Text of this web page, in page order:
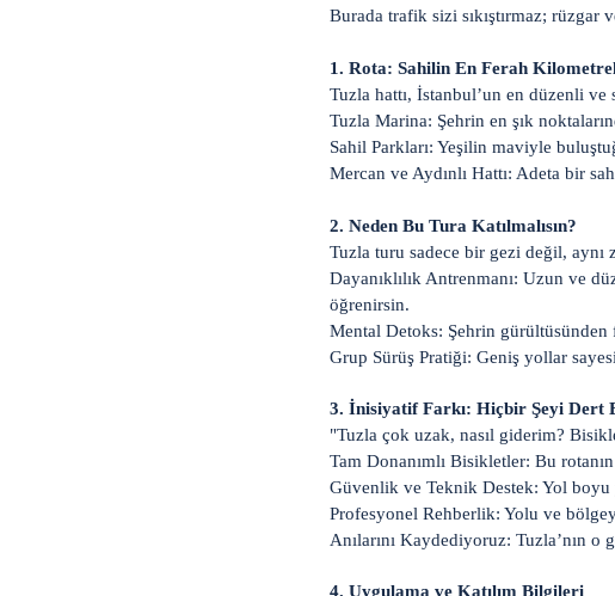
Burada trafik sizi sıkıştırmaz; rüzgar
1. Rota: Sahilin En Ferah
Tuzla hattı, İstanbul’un en düzenli
Tuzla Marina: Şehrin en şık
Sahil Parkları: Yeşilin maviyle
Mercan ve Aydınlı Hattı: Adeta bir
2. Neden Bu Tura Katılmalısın?
Tuzla turu sadece bir gezi değil,
Dayanıklılık Antrenmanı: Uzun ve
öğrenirsin.
Mental Detoks: Şehrin
Grup Sürüş Pratiği: Geniş yollar
3. İnisiyatif Farkı: Hiçbir Şeyi Dert
"Tuzla çok uzak, nasıl giderim?
Tam Donanımlı Bisikletler: Bu
Güvenlik ve Teknik Destek: Yol boyu
Profesyonel Rehberlik: Yolu ve
Anılarını Kaydediyoruz: Tuzla’nın
4. Uygulama ve Katılım Bilgileri